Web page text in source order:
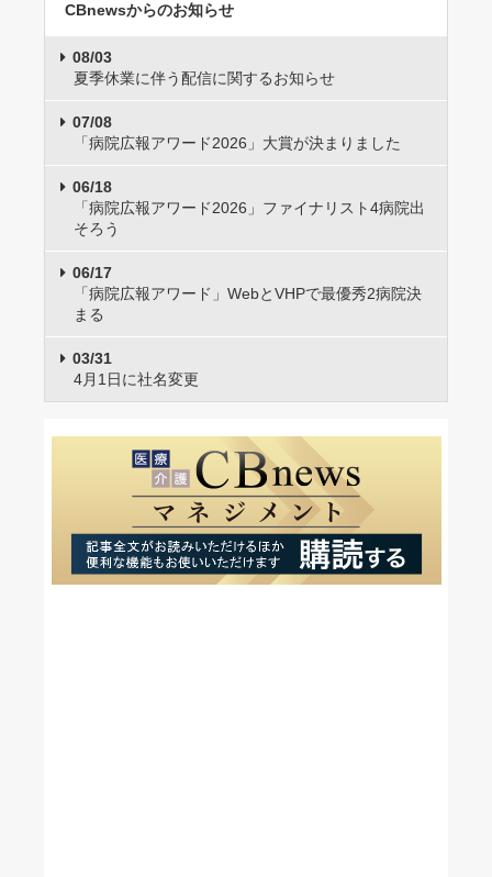
CBnewsからのお知らせ
08/03
夏季休業に伴う配信に関するお知らせ
07/08
「病院広報アワード2026」大賞が決まりました
06/18
「病院広報アワード2026」ファイナリスト4病院出
そろう
06/17
「病院広報アワード」WebとVHPで最優秀2病院決
まる
03/31
4月1日に社名変更